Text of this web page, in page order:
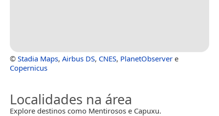
© Stadia Maps, Airbus DS, CNES, PlanetObserver e
Copernicus
Localidades na área
Explore destinos como Mentirosos e Capuxu.